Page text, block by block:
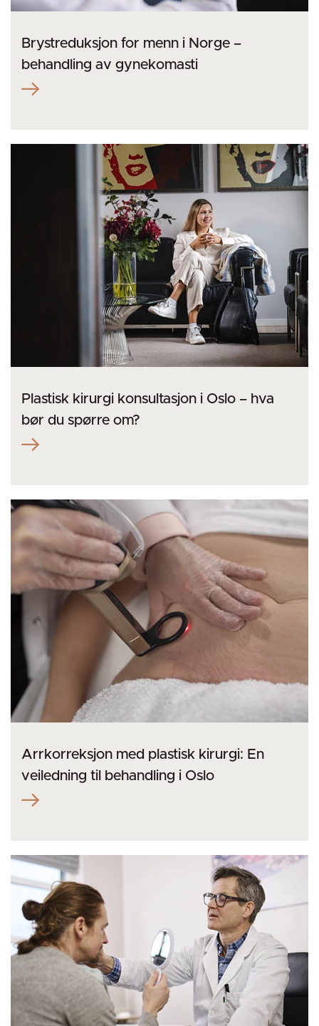
Brystreduksjon for menn i Norge –
behandling av gynekomasti
Plastisk kirurgi konsultasjon i Oslo – hva
bør du spørre om?
Arrkorreksjon med plastisk kirurgi: En
veiledning til behandling i Oslo